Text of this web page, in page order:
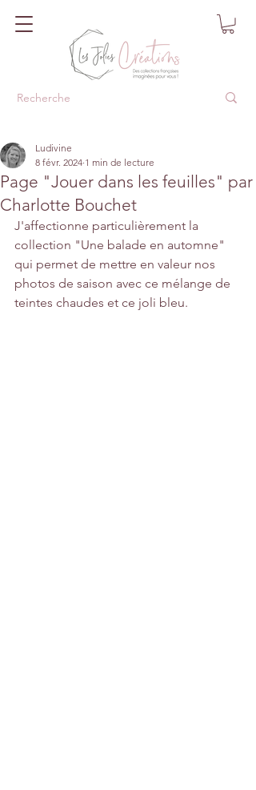
Page "Jouer dans les feuilles" par
Charlotte Bouchet
Ludivine
8 févr. 2024 1 min de lecture
J'affectionne particulièrement la
collection "Une balade en automne"
qui permet de mettre en valeur nos
photos de saison avec ce mélange de
teintes chaudes et ce joli bleu.